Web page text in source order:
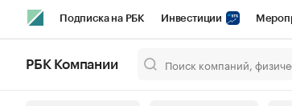
Подписка на РБК Инвестиции
РБК Компании